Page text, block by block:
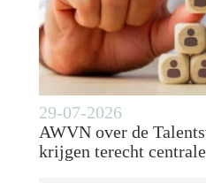
29-07-2026
AWVN over de
krijgen terecht